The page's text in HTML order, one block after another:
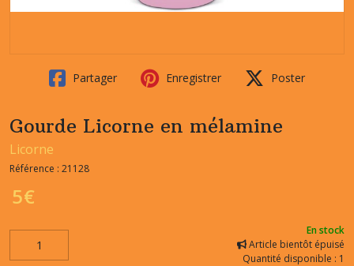
Partager Enregistrer Poster
Gourde Licorne en mélamine
Licorne
Référence : 21128
5€
En stock
Article bientôt épuisé
Quantité disponible : 1